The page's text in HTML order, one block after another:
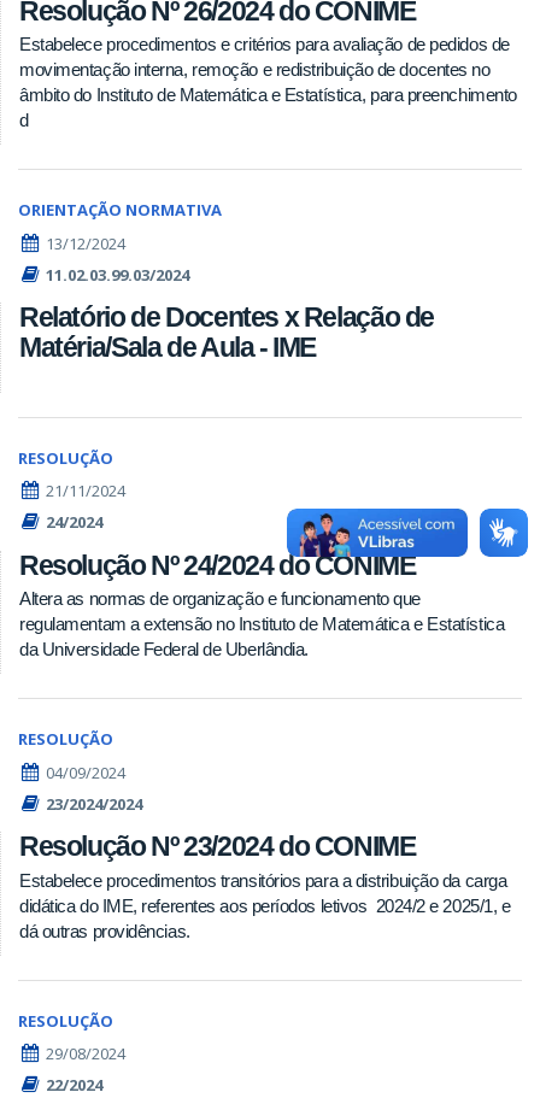
Resolução Nº 26/2024 do CONIME
Estabelece procedimentos e critérios para avaliação de pedidos de
movimentação interna, remoção e redistribuição de docentes no
âmbito do Instituto de Matemática e Estatística, para preenchimento
d
ORIENTAÇÃO NORMATIVA
13/12/2024
11.02.03.99.03/2024
Relatório de Docentes x Relação de
Matéria/Sala de Aula - IME
RESOLUÇÃO
21/11/2024
24/2024
Resolução Nº 24/2024 do CONIME
Altera as normas de organização e funcionamento que
regulamentam a extensão no Instituto de Matemática e Estatística
da Universidade Federal de Uberlândia.
RESOLUÇÃO
04/09/2024
23/2024/2024
Resolução Nº 23/2024 do CONIME
Estabelece procedimentos transitórios para a distribuição da carga
didática do IME, referentes aos períodos letivos 2024/2 e 2025/1, e
dá outras providências.
RESOLUÇÃO
29/08/2024
22/2024